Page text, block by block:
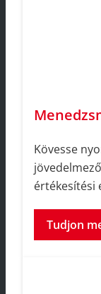
Kövesse
értékesítési
Tudjon